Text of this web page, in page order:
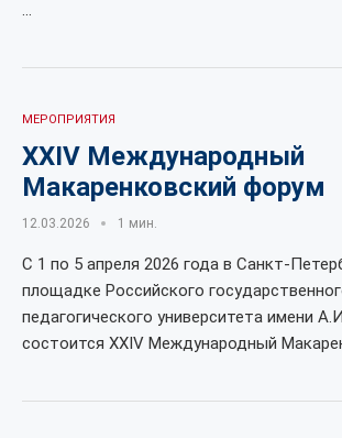
…
МЕРОПРИЯТИЯ
ХХIV Международный
Макаренковский форум
12.03.2026 1 мин.
С 1 по 5 апреля 2026 года в Санкт-
площадке Российского
педагогического университета имени
состоится ХХIV Международный